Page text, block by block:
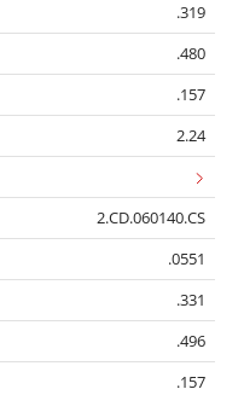
.319
.480
.157
2.24
2.CD.060140.CS
.0551
.331
.496
.157